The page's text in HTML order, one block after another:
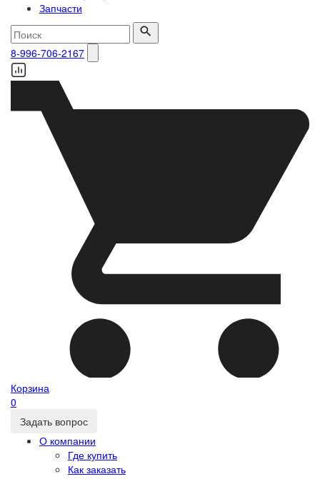
Запчасти
8-996-706-2167
Корзина
0
Задать вопрос
О компании
Где купить
Как заказать